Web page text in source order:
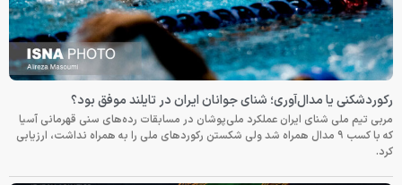
رکوردشکنی یا مدال‌آوری؛ شنای جوانان ایران در تایلند موفق بود؟
مربی تیم ملی شنای ایران عملکرد ملی‌پوشان در مسابقات رده‌های سنی قهرمانی آسیا
که با کسب ۹ مدال همراه شد ولی شکستن رکوردهای ملی را به همراه نداشت، ارزیابی
کرد.